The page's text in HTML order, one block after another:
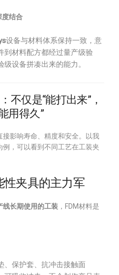
度结合
设备与材料体系保持一致，意
到材料配方都经过量产级验
级设备拼凑出来的能力。
不仅是“能打出来”，
用得久”
影响寿命、精度和安全。以我
，可以看到不同工艺在工装夹
性夹具的主力军
线长期使用的工装 ，FDM材料是
、保护套、抗冲击接触面